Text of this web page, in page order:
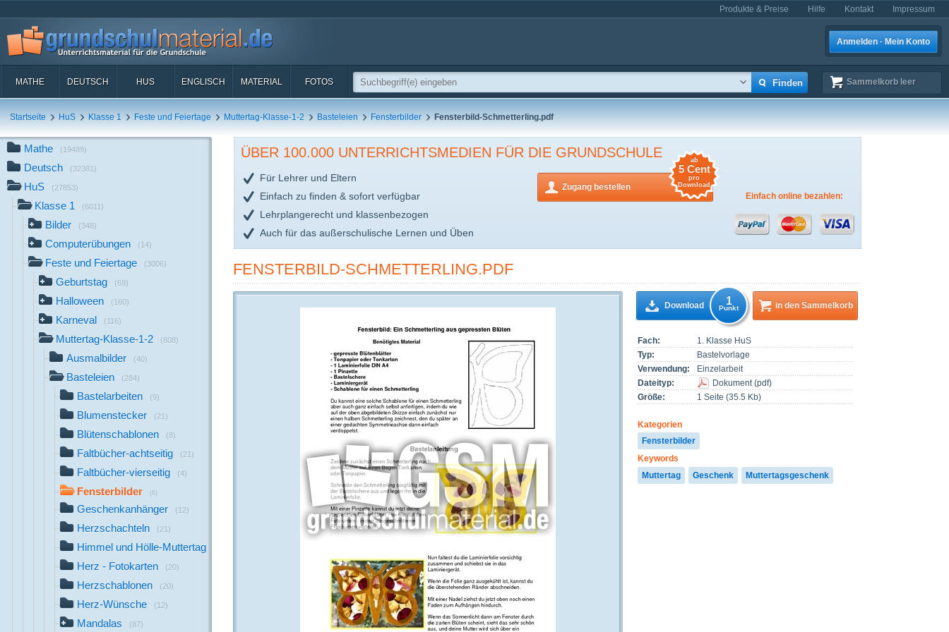
Produkte & Preise Hilfe Kontakt Impressum
Anmelden · Mein Konto
MATHE DEUTSCH HUS ENGLISCH MATERIAL FOTOS Sammelkorb leer
Startseite HuS Klasse 1 Feste und Feiertage Muttertag-Klasse-1-2 Basteleien Fensterbilder Fensterbild-Schmetterling.pdf
Mathe (19489)
Deutsch (32381)
HuS (27853)
Klasse 1 (6011)
Bilder (348)
Computerübungen (14)
Feste und Feiertage (3006)
Geburtstag (69)
Halloween (160)
Karneval (116)
Muttertag-Klasse-1-2 (808)
Ausmalbilder (40)
Basteleien (284)
Bastelarbeiten (9)
Blumenstecker (21)
Blütenschablonen (8)
Faltbücher-achtseitig (21)
Faltbücher-vierseitig (4)
Fensterbilder (6)
Geschenkanhänger (12)
Herzschachteln (21)
Himmel und Hölle-Muttertag
Herz - Fotokarten (20)
Herzschablonen (20)
Herz-Wünsche (12)
Mandalas (87)
ÜBER 100.000 UNTERRICHTSMEDIEN FÜR DIE GRUNDSCHULE
Für Lehrer und Eltern
Einfach zu finden & sofort verfügbar
Lehrplangerecht und klassenbezogen
Auch für das außerschulische Lernen und Üben
Zugang bestellen
ab
5 Cent
pro
Download
Einfach online bezahlen:
FENSTERBILD-SCHMETTERLING.PDF
Fach:
1. Klasse HuS
Typ:
Bastelvorlage
Verwendung:
Einzelarbeit
Dateityp:
Dokument(pdf)
Größe:
1 Seite (35.5 Kb)
Kategorien
Fensterbilder
Keywords
Muttertag
Geschenk Muttertagsgeschenk
Download 1
Punkt in den Sammelkorb